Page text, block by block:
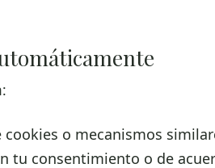
o mecanismos
tu consentimiento o de